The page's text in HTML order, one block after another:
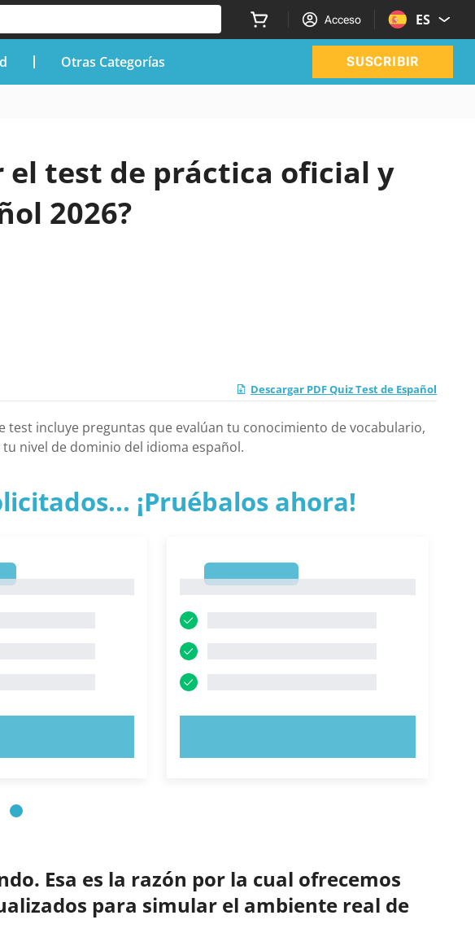
Acceso ES
Otras Categorías SUSCRIBIR
el test de práctica oficial y
2026?
Descargar PDF Quiz Test de Español
test incluye preguntas que evalúan tu conocimiento de vocabulario,
nivel de dominio del idioma español.
¡Pruébalos ahora!
Esa es la razón por la cual ofrecemos
para simular el ambiente real de